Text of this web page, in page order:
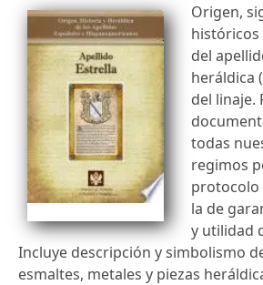
Origen,
históricos
del
heráldica
del linaje.
todas
regimos
protocolo
la de
y utilidad
Incluye descripción y simbolismo
esmaltes, metales y piezas